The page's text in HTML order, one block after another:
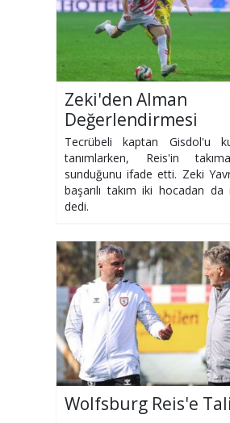
Zeki'den Alman
Değerlendirmesi
Tecrübeli kaptan Gisdol'u
tanımlarken, Reis'in
sunduğunu ifade etti. Zeki
başarılı takım iki hocadan da
dedi.
Wolfsburg Reis'e